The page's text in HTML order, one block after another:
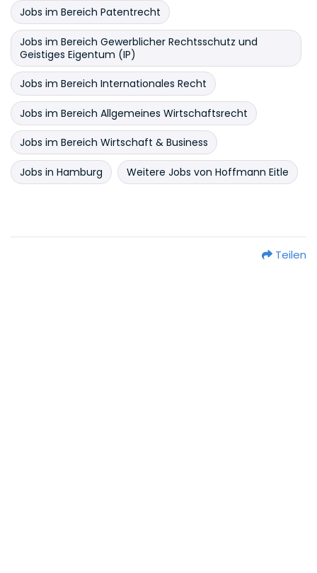
Jobs im Bereich Patentrecht
Jobs im Bereich Gewerblicher Rechtsschutz und
Geistiges Eigentum (IP)
Jobs im Bereich Internationales Recht
Jobs im Bereich Allgemeines Wirtschaftsrecht
Jobs im Bereich Wirtschaft & Business
Jobs in Hamburg Weitere Jobs von Hoffmann Eitle
Teilen